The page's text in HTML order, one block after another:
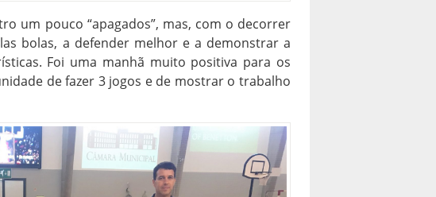
um pouco “apagados”, mas, com o decorrer
bolas, a defender melhor e a demonstrar a
Foi uma manhã muito positiva para os
de fazer 3 jogos e de mostrar o trabalho